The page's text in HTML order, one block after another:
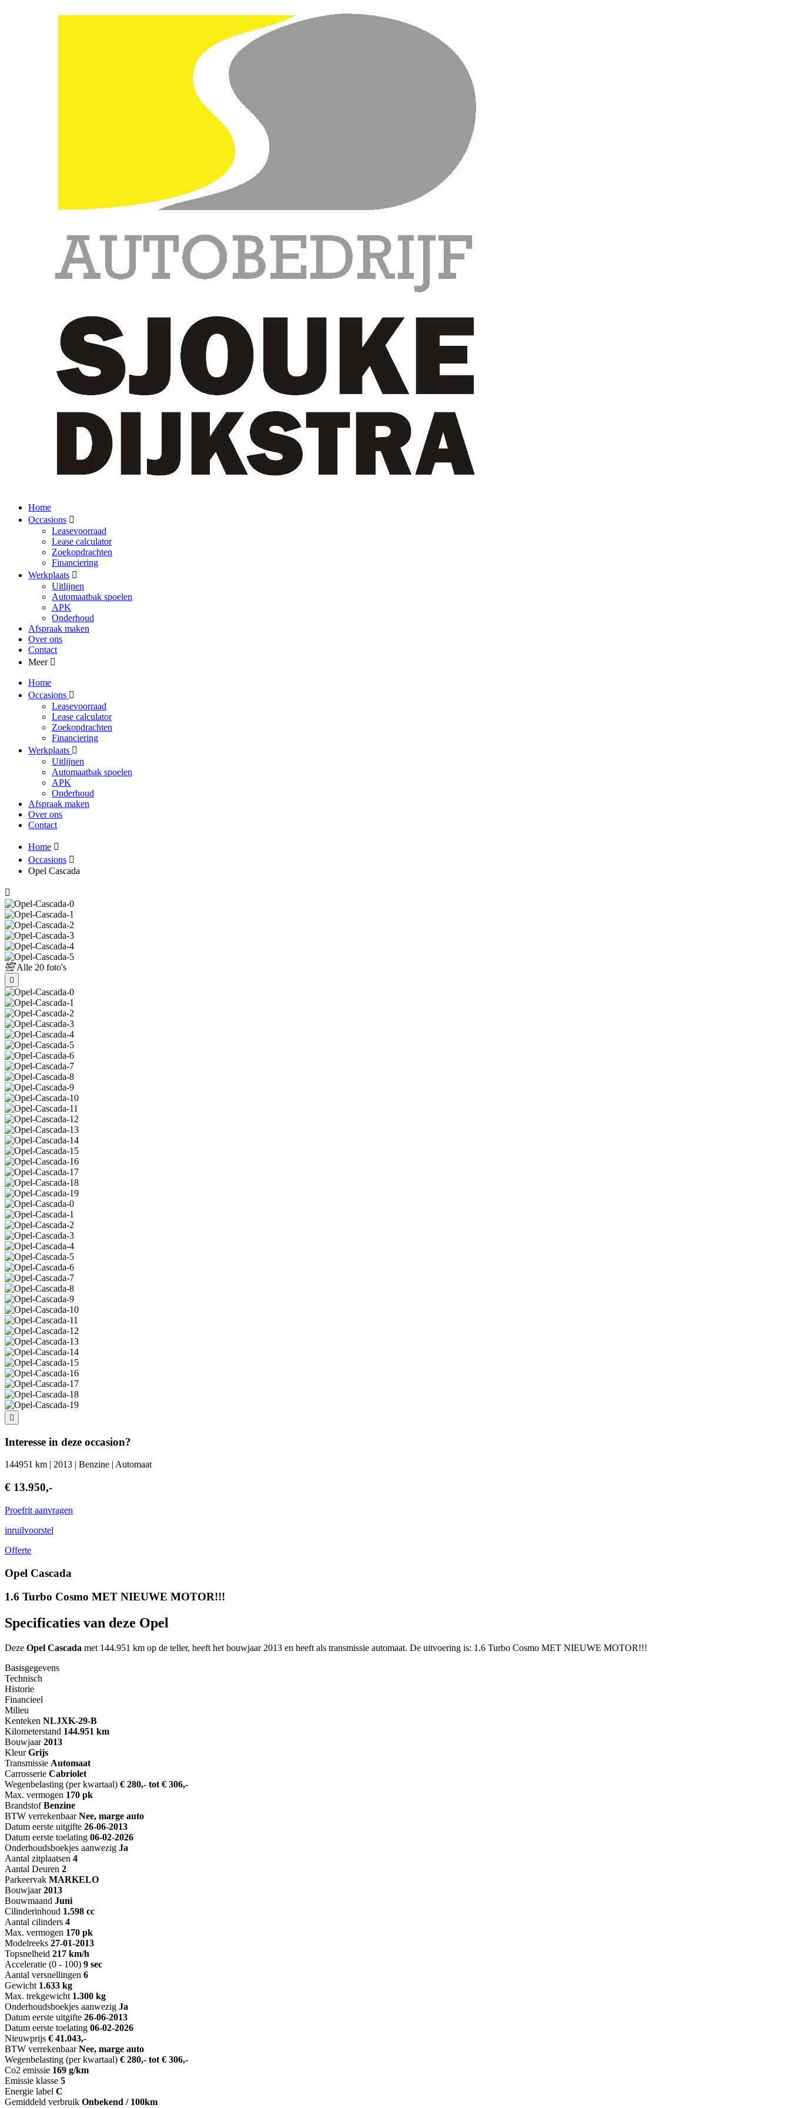
Home
Occasions
Leasevoorraad
Lease calculator
Zoekopdrachten
Financiering
Werkplaats
Uitlijnen
Automaatbak spoelen
APK
Onderhoud
Afspraak maken
Over ons
Contact
Meer
Home
Occasions
Leasevoorraad
Lease calculator
Zoekopdrachten
Financiering
Werkplaats
Uitlijnen
Automaatbak spoelen
APK
Onderhoud
Afspraak maken
Over ons
Contact
Home
Occasions
Opel Cascada
Alle 20 foto's
Interesse in deze occasion?
144951 km | 2013 | Benzine | Automaat
€ 13.950,-
Proefrit aanvragen
inruilvoorstel
Offerte
Opel Cascada
1.6 Turbo Cosmo MET NIEUWE MOTOR!!!
Specificaties van deze Opel
Deze Opel Cascada met 144.951 km op de teller, heeft het bouwjaar 2013 en heeft als transmissie automaat. De uitvoering is: 1.6 Turbo Cosmo MET NIEUWE MOTOR!!!
Basisgegevens
Technisch
Historie
Financieel
Milieu
Kenteken NLJXK-29-B
Kilometerstand 144.951 km
Bouwjaar 2013
Kleur Grijs
Transmissie Automaat
Carrosserie Cabriolet
Wegenbelasting (per kwartaal) € 280,- tot € 306,-
Max. vermogen 170 pk
Brandstof Benzine
BTW verrekenbaar Nee, marge auto
Datum eerste uitgifte 26-06-2013
Datum eerste toelating 06-02-2026
Onderhoudsboekjes aanwezig Ja
Aantal zitplaatsen 4
Aantal Deuren 2
Parkeervak MARKELO
Bouwjaar 2013
Bouwmaand Juni
Cilinderinhoud 1.598 cc
Aantal cilinders 4
Max. vermogen 170 pk
Modelreeks 27-01-2013
Topsnelheid 217 km/h
Acceleratie (0 - 100) 9 sec
Aantal versnellingen 6
Gewicht 1.633 kg
Max. trekgewicht 1.300 kg
Onderhoudsboekjes aanwezig Ja
Datum eerste uitgifte 26-06-2013
Datum eerste toelating 06-02-2026
Nieuwprijs € 41.043,-
BTW verrekenbaar Nee, marge auto
Wegenbelasting (per kwartaal) € 280,- tot € 306,-
Co2 emissie 169 g/km
Emissie klasse 5
Energie label C
Gemiddeld verbruik Onbekend / 100km